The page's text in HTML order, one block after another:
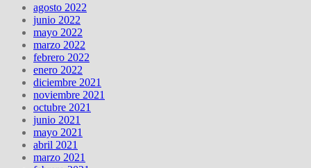
agosto 2022
junio 2022
mayo 2022
marzo 2022
febrero 2022
enero 2022
diciembre 2021
noviembre 2021
octubre 2021
junio 2021
mayo 2021
abril 2021
marzo 2021